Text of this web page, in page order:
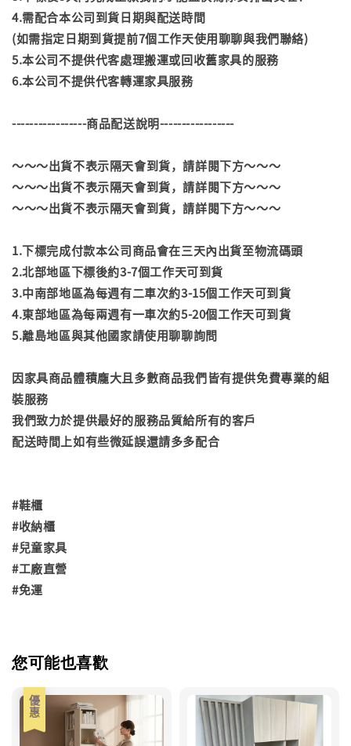
4.需配合本公司到貨日期與配送時間
(如需指定日期到貨提前7個工作天使用聊聊與我們聯絡)
5.本公司不提供代客處理搬運或回收舊家具的服務
6.本公司不提供代客轉運家具服務
-----------------商品配送說明-----------------
～～～出貨不表示隔天會到貨，請詳閱下方～～～
～～～出貨不表示隔天會到貨，請詳閱下方～～～
～～～出貨不表示隔天會到貨，請詳閱下方～～～
1.下標完成付款本公司商品會在三天內出貨至物流碼頭
2.北部地區下標後約3-7個工作天可到貨
3.中南部地區為每週有二車次約3-15個工作天可到貨
4.東部地區為每兩週有一車次約5-20個工作天可到貨
5.離島地區與其他國家請使用聊聊詢問
因家具商品體積龐大且多數商品我們皆有提供免費專業的組
裝服務
我們致力於提供最好的服務品質給所有的客戶
配送時間上如有些微延誤還請多多配合
#鞋櫃
#收納櫃
#兒童家具
#工廠直營
#免運
您可能也喜歡
優惠